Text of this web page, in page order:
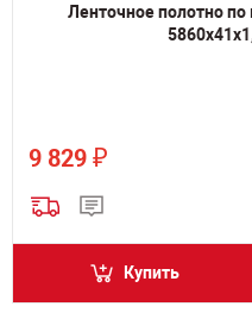
Ленточное полотно по
9 829 ₽
Купить